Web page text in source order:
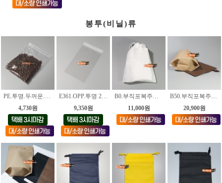
봉투(비닐)류
PE.투명.두꺼운.지퍼백(0.1) 23가지 사이즈
4,730원
E361.OPP.투명 20*30+4cm [200장]
9,350원
B0.부직포복주머니.흰색 [사이즈.18종]
11,000원
B50.부직포복주머니.M4가공(70g) [색상.2종_각사이즈.5종]
20,900원